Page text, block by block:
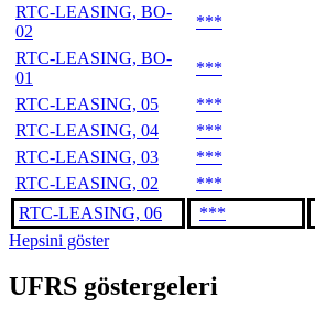
RTC-LEASING, BO-
02
***
RTC-LEASING, BO-
01
***
RTC-LEASING, 05
***
RTC-LEASING, 04
***
RTC-LEASING, 03
***
RTC-LEASING, 02
***
RTC-LEASING, 06
***
Hepsini göster
UFRS göstergeleri